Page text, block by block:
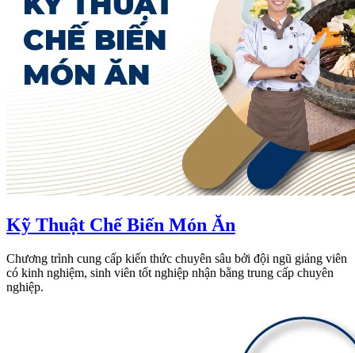
Kỹ Thuật Chế Biến Món Ăn
Chương trình cung cấp kiến thức chuyên sâu bởi đội ngũ giảng viên
có kinh nghiệm, sinh viên tốt nghiệp nhận bằng trung cấp chuyên
nghiệp.